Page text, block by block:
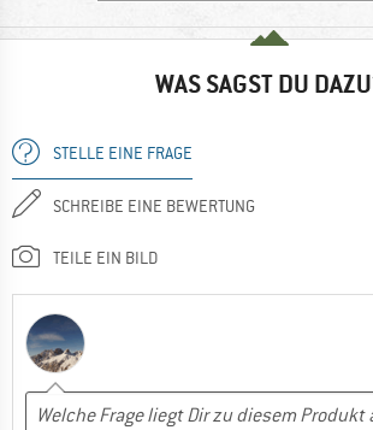
WAS SAGST DU
STELLE EINE FRAGE
SCHREIBE EINE BEWERTUNG
TEILE EIN BILD